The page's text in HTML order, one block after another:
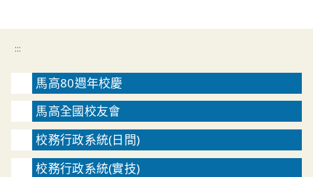
:::
馬高80週年校慶
馬高全國校友會
校務行政系統(日間)
校務行政系統(實技)